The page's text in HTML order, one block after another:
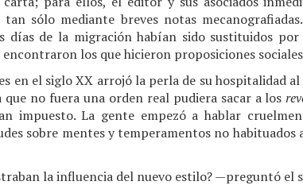
sólo mediante breves notas
días de la migración habían sido sustituidos
los que hicieron proposiciones
en el siglo XX arrojó la perla de su hospitalidad
no fuera una orden real pudiera sacar a los
impuesto. La gente empezó a hablar
sobre mentes y temperamentos no habituados
la influencia del nuevo estilo? —preguntó el